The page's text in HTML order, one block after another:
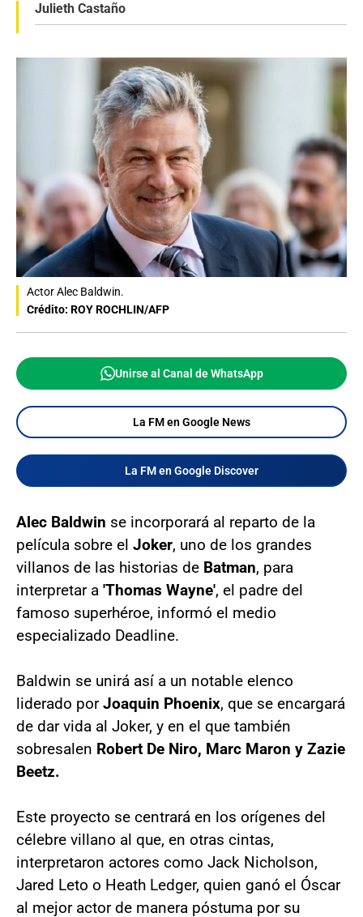
Julieth Castaño
Actor Alec Baldwin.
Crédito: ROY ROCHLIN/AFP
Unirse al Canal de WhatsApp
La FM en Google News
La FM en Google Discover
Alec Baldwin se incorporará al reparto de la
película sobre el Joker, uno de los grandes
villanos de las historias de Batman, para
interpretar a 'Thomas Wayne', el padre del
famoso superhéroe, informó el medio
especializado Deadline.
Baldwin se unirá así a un notable elenco
liderado porJoaquin Phoenix, que se encargará
de dar vida al Joker, y en el que también
sobresalen Robert De Niro, Marc Maron y Zazie
Beetz.
Este proyecto se centrará en los orígenes del
célebre villano al que, en otras cintas,
interpretaron actores como Jack Nicholson,
Jared Leto o Heath Ledger, quien ganó el Óscar
al mejor actor de manera póstuma por su